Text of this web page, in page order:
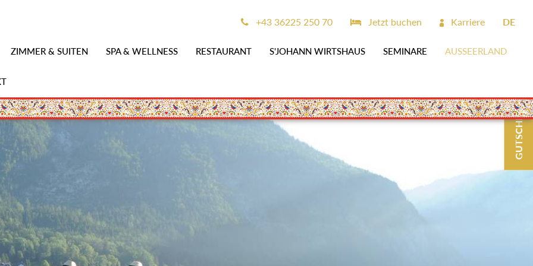
ZIMMER & SUITEN SPA & WELLNESS RESTAURANT S'JOHANN WIRTSHAUS SEMINARE AUSSEERLAND
+43 36225 250 70 Jetzt buchen Karriere DE
GUTSCHEINE